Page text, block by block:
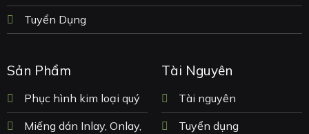
Tuyển Dụng
Sản Phẩm
Phục hình kim loại quý
Miếng dán Inlay, Onlay,
Tài Nguyên
Tài nguyên
Tuyển dụng